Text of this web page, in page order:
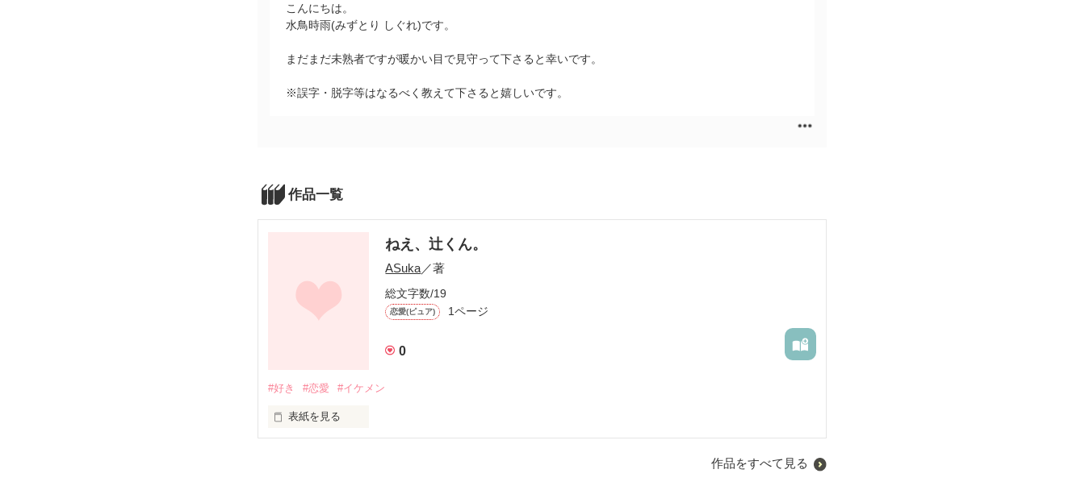
こんにちは。
水鳥時雨(みずとり しぐれ)です。
まだまだ未熟者ですが暖かい目で見守って下さると幸いです。
※誤字・脱字等はなるべく教えて下さると嬉しいです。
作品一覧
ねえ、辻くん。
ASuka／著
総文字数/19
恋愛(ピュア) 1ページ
0
#好き #恋愛 #イケメン
表紙を見る
作品をすべて見る